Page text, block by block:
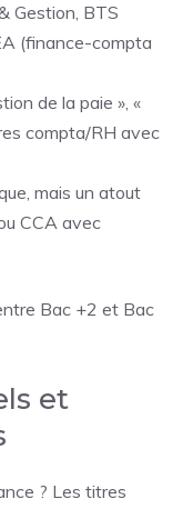
Gestion, BTS
(finance-compta
de la paie », «
compta/RH avec
mais un atout
CCA avec
Bac +2 et Bac
et
? Les titres